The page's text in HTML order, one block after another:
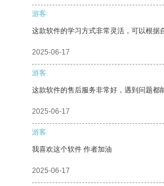
游客
这款软件的学习方式非常灵活，可以根据
2025-06-17
游客
这款软件的售后服务非常好，遇到问题都
2025-06-17
游客
我喜欢这个软件 作者加油
2025-06-17